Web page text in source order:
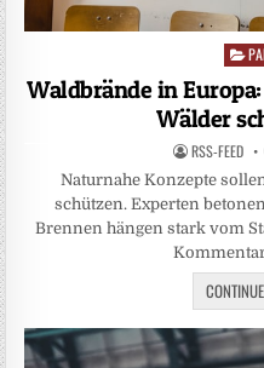
Waldbrände in
Wälder
RSS-FEED
Naturnahe Konzepte
schützen. Experten
Brennen hängen stark vom